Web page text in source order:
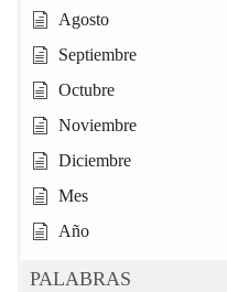
Agosto
Septiembre
Octubre
Noviembre
Diciembre
Mes
Año
PALABRAS